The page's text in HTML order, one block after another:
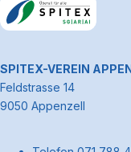
SPITEX-VEREIN
Feldstrasse 14
9050 Appenzell